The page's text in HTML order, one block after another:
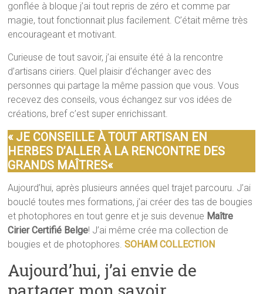
gonflée à bloque j’ai tout repris de zéro et comme par
magie, tout fonctionnait plus facilement. C’était même très
encourageant et motivant.
Curieuse de tout savoir, j’ai ensuite été à la rencontre
d’artisans ciriers. Quel plaisir d’échanger avec des
personnes qui partage la même passion que vous. Vous
recevez des conseils, vous échangez sur vos idées de
créations, bref c’est super enrichissant.
« JE CONSEILLE À TOUT ARTISAN EN
HERBES D’ALLER À LA RENCONTRE DES
GRANDS MAÎTRES«
Aujourd’hui, après plusieurs années quel trajet parcouru. J’ai
bouclé toutes mes formations, j’ai créer des tas de bougies
et photophores en tout genre et je suis devenue Maître
Cirier Certifié Belge! J’ai même crée ma collection de
bougies et de photophores.SOHAM COLLECTION
Aujourd’hui, j’ai envie de